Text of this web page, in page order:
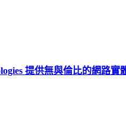
提供無與倫比的網路實